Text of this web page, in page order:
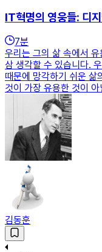
IT혁명의 영웅들: 디
7분
우리는 그의 삶 속에서
삼 생각할 수 있습니다.
때문에 망각하기 쉬운 삶
것이 가장 유용한 것이
김동훈